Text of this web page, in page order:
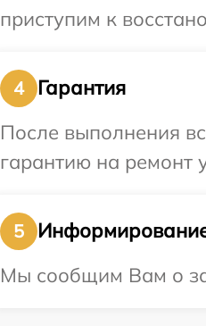
приступим к
4
Гарантия
После выполнения
гарантию на ремонт
5
Мы сообщим Вам о